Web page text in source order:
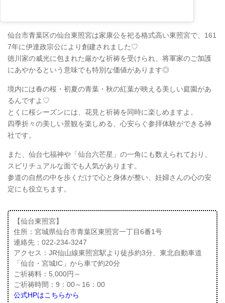
仙台市青葉区の仙台東照宮は家康公を祀る格式高い東照宮で、161
7年に伊達政宗公により創建されました♡
徳川家の威光に包まれた厳かな祈祷を受けられ、将軍家のご加護
にあやかるという意味でも特別な価値があります◎
境内には春の桜・初夏の青葉・秋の紅葉が映える美しい庭園があ
るんですよ♡
とくに桜シーズンには、花見と祈祷を同時に楽しめますよ。
四季折々の美しい景観を楽しめる、心安らぐ参拝体験ができる神
社です。
また、仙台七福神や「仙台六芒星」の一角にも数えられており、
スピリチュアルな面でも人気があります。
参道の自然の中を歩くだけで心と身体が整い、妊婦さんの心の安
定にも役立ちます。
【仙台東照宮】
住所：宮城県仙台市青葉区東照宮一丁目6番1号
連絡先：022-234-3247
アクセス：JR仙山線東照宮駅より徒歩約3分、東北自動車道
「仙台・宮城IC」から車で約20分
ご祈祷料：5,000円～
ご祈祷時間：9：00～16：00
公式HPはこちらから